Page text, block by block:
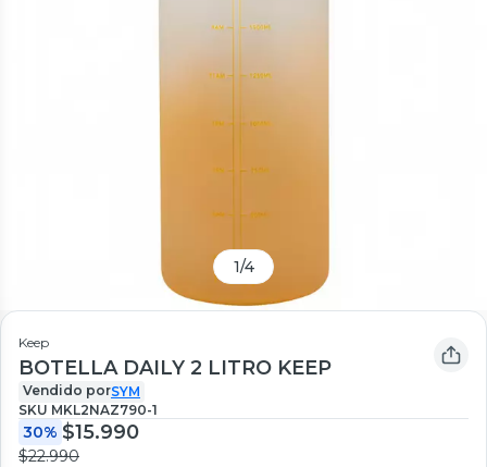
1/4
Keep
BOTELLA DAILY 2 LITRO KEEP
Vendido porSYM
SKU MKL2NAZ790-1
30% $15.990
$22.990